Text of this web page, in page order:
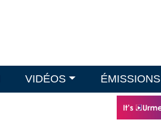
VIDÉOS ÉMISSIONS